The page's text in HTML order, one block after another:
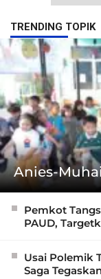
TRENDING TOPIK
Anies-
Pemkot
PAUD,
Usai Polemik
Saga